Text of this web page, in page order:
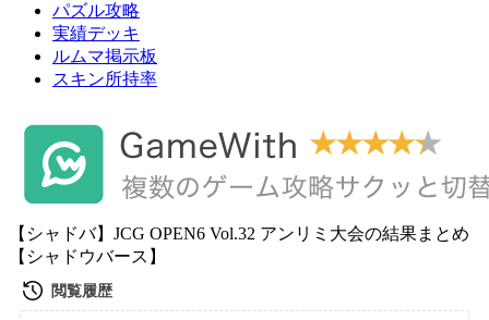
パズル攻略
実績デッキ
ルムマ掲示板
スキン所持率
【シャドバ】JCG OPEN6 Vol.32 アンリミ大会の結果まとめ
【シャドウバース】